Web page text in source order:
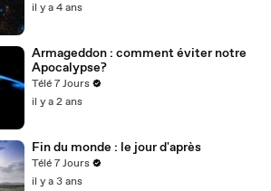
il y a 4 ans
Armageddon : comment éviter notre
Apocalypse?
Télé 7 Jours
il y a 2 ans
Fin du monde : le jour d'après
Télé 7 Jours
il y a 3 ans